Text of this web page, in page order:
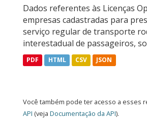
Dados referentes às Licenças
empresas cadastradas para
serviço regular de transporte
interestadual de passageiros,
PDF HTML CSV JSON
Você também pode ter acesso a esses
API (veja Documentação da API).